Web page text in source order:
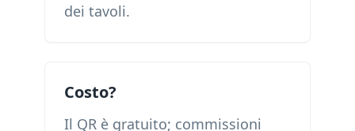
dei tavoli.
Costo?
Il QR è gratuito; commissioni